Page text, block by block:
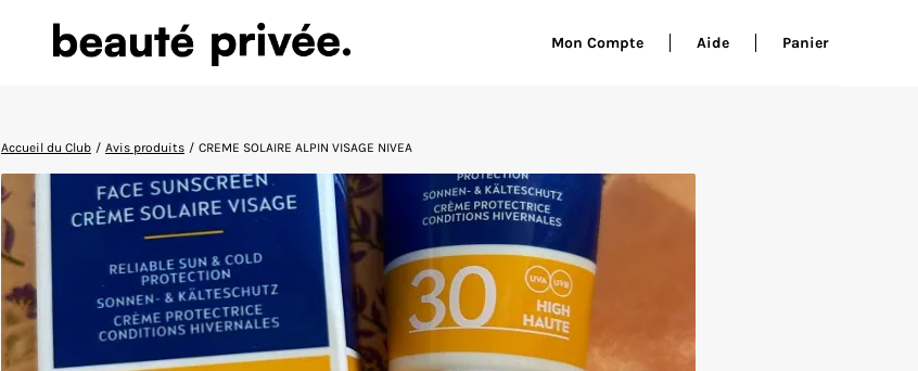
Mon Compte Aide Panier
Accueil du Club / Avis produits / CREME SOLAIRE ALPIN VISAGE NIVEA